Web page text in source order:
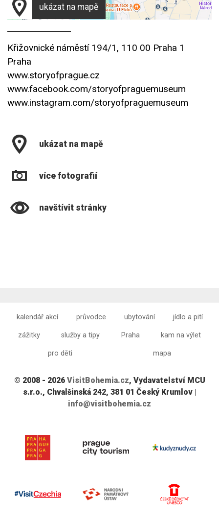
ukázat na mapě
Křižovnické náměstí 194/1, 110 00 Praha 1
Praha
www.storyofprague.cz
www.facebook.com/storyofpraguemuseum
www.instagram.com/storyofpraguemuseum
ukázat na mapě
více fotografií
navštívit stránky
kalendář akcí průvodce ubytování jídlo a pití
zážitky služby a tipy Praha kam na výlet
pro děti mapa
© 2008 - 2026 VisitBohemia.cz, Vydavatelství MCU
s.r.o., Chvalšinská 242, 381 01 Český Krumlov |
info@visitbohemia.cz